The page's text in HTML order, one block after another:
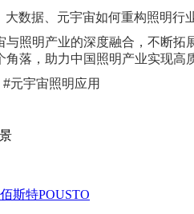
数据、元宇宙如何重构照明行
照明产业的深度融合，不断
落，助力中国照明产业实现高
元宇宙照明应用
斯特POUSTO